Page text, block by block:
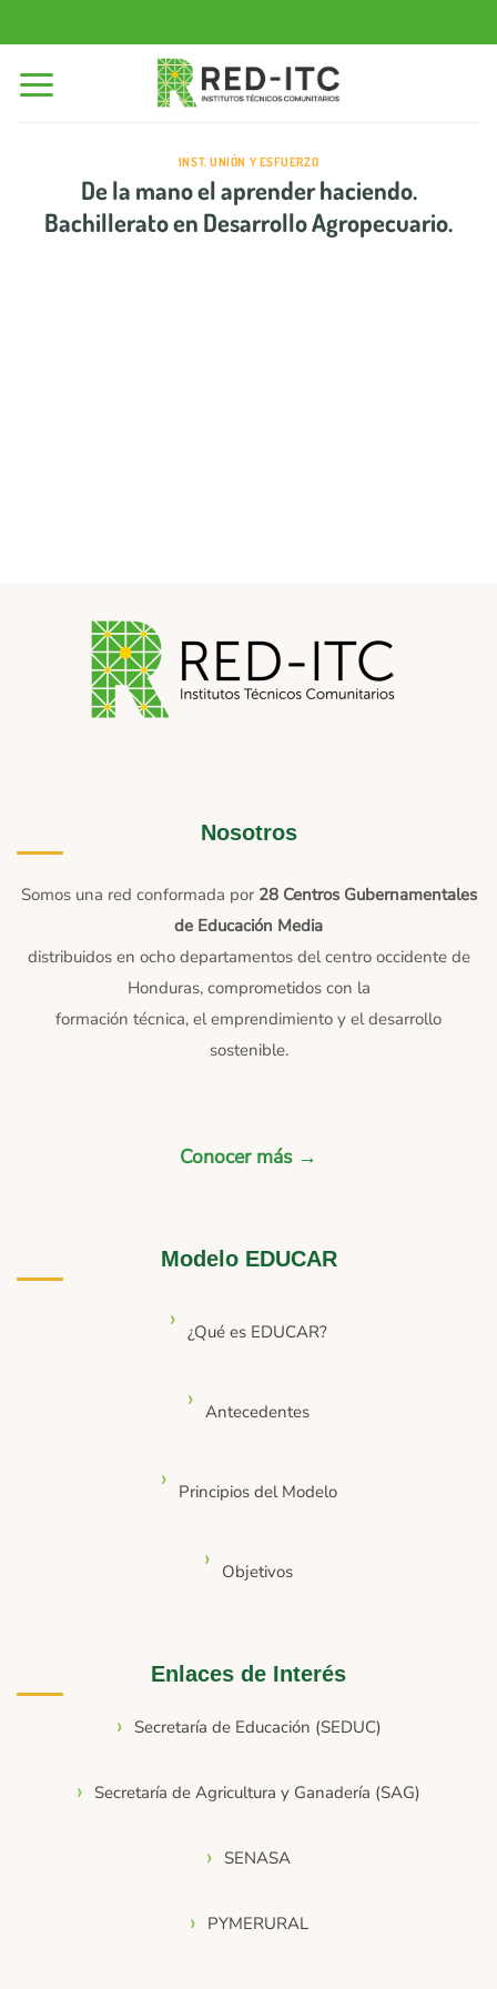
al
contenido
INST. UNIÓN Y ESFUERZO
De la mano el aprender haciendo.
Bachillerato en Desarrollo Agropecuario.
Nosotros
Somos una red conformada por 28 Centros Gubernamentales
de Educación Media
distribuidos en ocho departamentos del centro occidente de
Honduras, comprometidos con la
formación técnica, el emprendimiento y el desarrollo
sostenible.
Conocer más →
Modelo EDUCAR
¿Qué es EDUCAR?
Antecedentes
Principios del Modelo
Objetivos
Enlaces de Interés
Secretaría de Educación (SEDUC)
Secretaría de Agricultura y Ganadería (SAG)
SENASA
PYMERURAL